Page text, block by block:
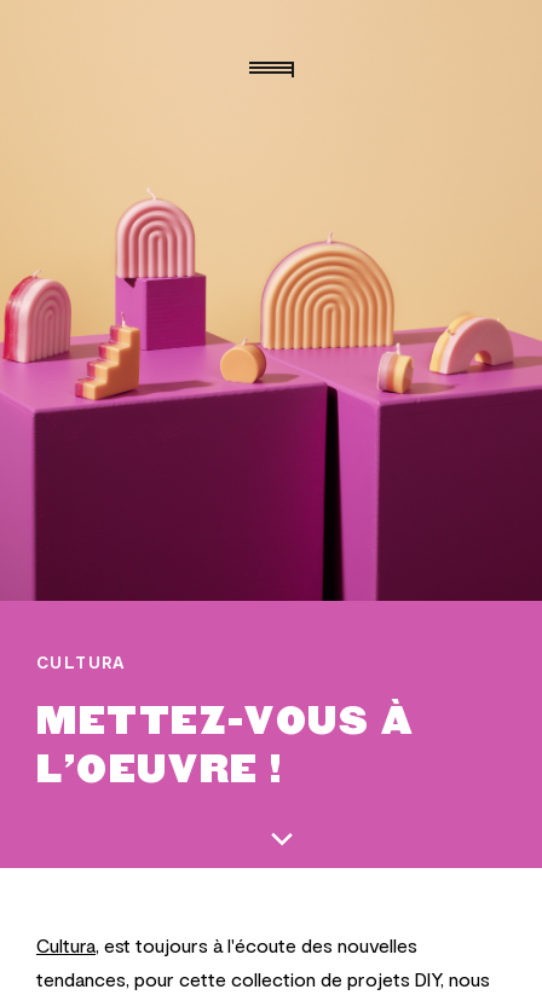
CULTURA
METTEZ-VOUS À
L'OEUVRE !
Cultura, est toujours à l'écoute des nouvelles
tendances, pour cette collection de projets DIY, nous